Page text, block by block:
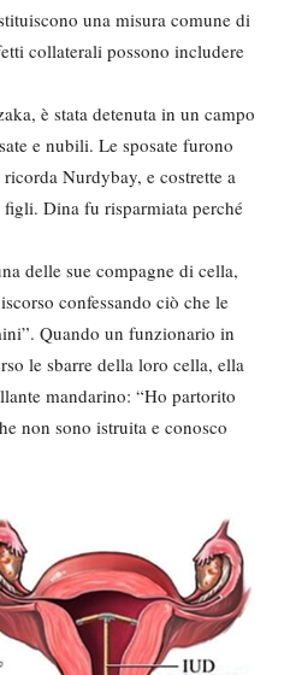
una misura comune di
collaterali possono includere
è stata detenuta in un campo
e nubili. Le sposate furono
Nurdybay, e costrette a
Dina fu risparmiata perché
delle sue compagne di cella,
confessando ciò che le
Quando un funzionario in
le sbarre della loro cella, ella
mandarino: “Ho partorito
non sono istruita e conosco